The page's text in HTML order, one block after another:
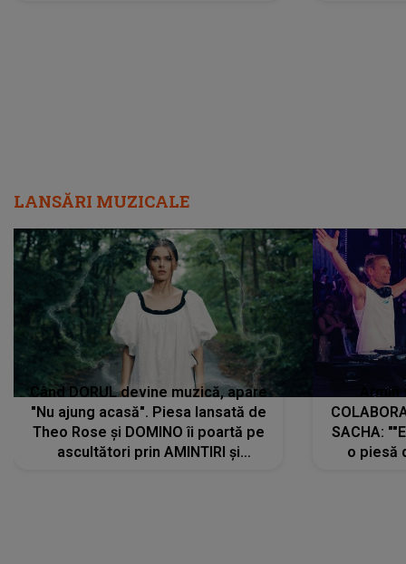
LANSĂRI MUZICALE
Când DORUL devine muzică, apare
"Nu ajung acasă". Piesa lansată de
Theo Rose și DOMINO îi poartă pe
ascultători prin AMINTIRI și
SACHA:
o piesă